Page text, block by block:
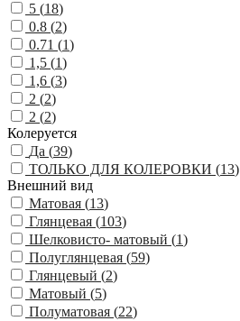
5 (18)
0.8 (2)
0.71 (1)
1,5 (1)
1,6 (3)
2 (2)
2 (2)
Колеруется
Да (39)
ТОЛЬКО ДЛЯ КОЛЕРОВКИ (13)
Внешний вид
Матовая (13)
Глянцевая (103)
Шелковисто- матовый (1)
Полуглянцевая (59)
Глянцевый (2)
Матовый (5)
Полуматовая (22)